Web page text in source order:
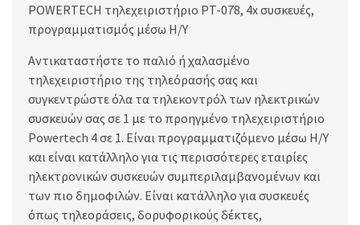
POWERTECH τηλεχειριστήριο PT-078, 4x συσκευές,
προγραμματισμός μέσω Η/Υ
Αντικαταστήστε το παλιό ή χαλασμένο
τηλεχειριστήριο της τηλεόρασής σας και
συγκεντρώστε όλα τα τηλεκοντρόλ των ηλεκτρικών
συσκευών σας σε 1 με το προηγμένο τηλεχειριστήριο
Powertech 4 σε 1. Είναι προγραμματιζόμενο μέσω Η/Υ
και είναι κατάλληλο για τις περισσότερες εταιρίες
ηλεκτρονικών συσκευών συμπεριλαμβανομένων και
των πιο δημοφιλών. Είναι κατάλληλο για συσκευές
όπως τηλεοράσεις, δορυφορικούς δέκτες,